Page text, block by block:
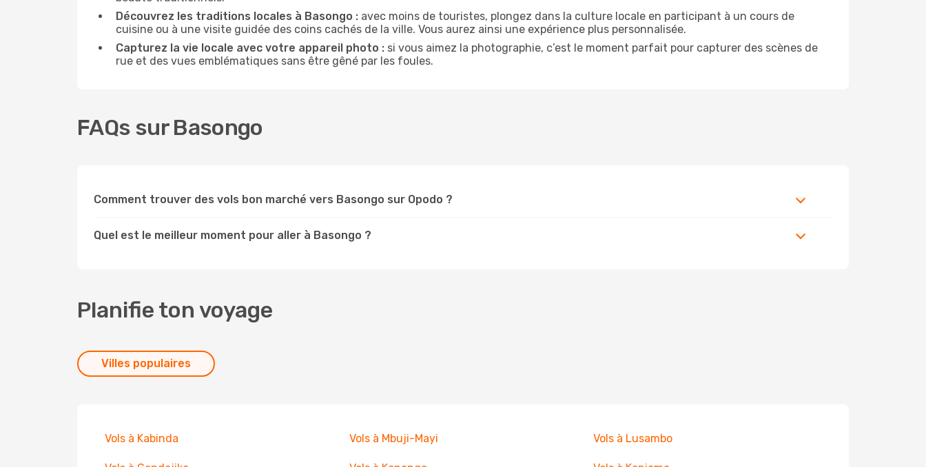
Découvrez les traditions locales à Basongo : avec moins de touristes, plongez dans la culture locale en participant à un cours de
cuisine ou à une visite guidée des coins cachés de la ville. Vous aurez ainsi une expérience plus personnalisée.
Capturez la vie locale avec votre appareil photo : si vous aimez la photographie, c’est le moment parfait pour capturer des scènes de
rue et des vues emblématiques sans être gêné par les foules.
FAQs sur Basongo
Comment trouver des vols bon marché vers Basongo sur Opodo ?
Quel est le meilleur moment pour aller à Basongo ?
Planifie ton voyage
Villes populaires
Vols à Kabinda Vols à Mbuji-Mayi Vols à Lusambo